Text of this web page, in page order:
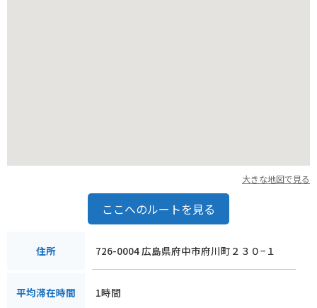
大きな地図で見る
ここへのルートを見る
住所 726-0004 広島県府中市府川町２３０−１
平均滞在時間 1時間